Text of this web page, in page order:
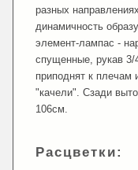
разных
динамичность
элемент-лампас -
спущенные, рукав 3/
приподнят к плечам
"качели". Сзади
106см.
Расцветки: